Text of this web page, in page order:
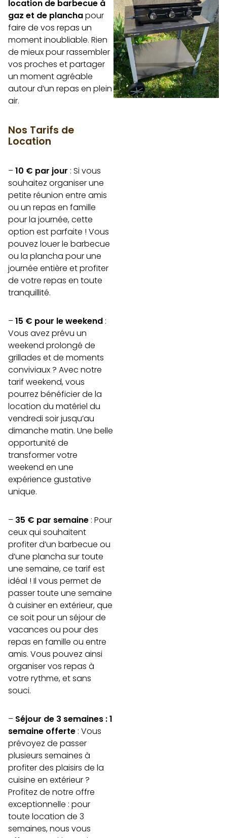
location de barbecue à
gaz et de planchapour
faire de vos repas un
moment inoubliable. Rien
de mieux pour rassembler
vos proches et partager
un moment agréable
autour d’un repas en plein
air.
Nos Tarifs de
Location
–10 € par jour : Si vous
souhaitez organiser une
petite réunion entre amis
ou un repas en famille
pour la journée, cette
option est parfaite ! Vous
pouvez louer le barbecue
ou la plancha pour une
journée entière et profiter
de votre repas en toute
tranquillité.
–15 € pour le weekend :
Vous avez prévu un
weekend prolongé de
grillades et de moments
conviviaux ? Avec notre
tarif weekend, vous
pourrez bénéficier de la
location du matériel du
vendredi soir jusqu’au
dimanche matin. Une belle
opportunité de
transformer votre
weekend en une
expérience gustative
unique.
– 35 € par semaine : Pour
ceux qui souhaitent
profiter d’un barbecue ou
d’une plancha sur toute
une semaine, ce tarif est
idéal ! Il vous permet de
passer toute une semaine
à cuisiner en extérieur, que
ce soit pour un séjour de
vacances ou pour des
repas en famille ou entre
amis. Vous pouvez ainsi
organiser vos repas à
votre rythme, et sans
souci.
– Séjour de 3 semaines : 1
semaine offerte : Vous
prévoyez de passer
plusieurs semaines à
profiter des plaisirs de la
cuisine en extérieur ?
Profitez de notre offre
exceptionnelle : pour
toute location de 3
semaines, nous vous